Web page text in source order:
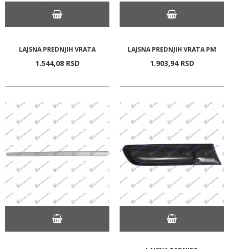
LAJSNA PREDNJIH VRATA
1.544,08 RSD
LAJSNA PREDNJIH VRATA PM
1.903,94 RSD